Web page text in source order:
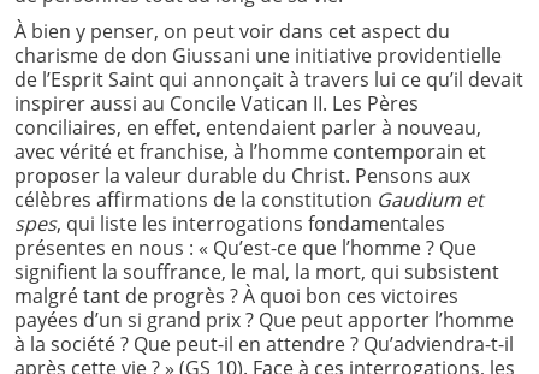
À bien y penser, on peut voir dans cet aspect du
charisme de don Giussani une initiative providentielle
de l’Esprit Saint qui annonçait à travers lui ce qu’il devait
inspirer aussi au Concile Vatican II. Les Pères
conciliaires, en effet, entendaient parler à nouveau,
avec vérité et franchise, à l’homme contemporain et
proposer la valeur durable du Christ. Pensons aux
célèbres affirmations de la constitution Gaudium et
spes, qui liste les interrogations fondamentales
présentes en nous : « Qu’est-ce que l’homme ? Que
signifient la souffrance, le mal, la mort, qui subsistent
malgré tant de progrès ? À quoi bon ces victoires
payées d’un si grand prix ? Que peut apporter l’homme
à la société ? Que peut-il en attendre ? Qu’adviendra-t-il
après cette vie ? » (GS 10). Face à ces interrogations, les